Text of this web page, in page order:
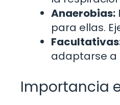
Anaerobias:
para ellas.
adaptarse a
Importancia